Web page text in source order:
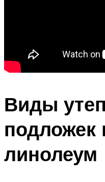
Виды
подложек
линолеум